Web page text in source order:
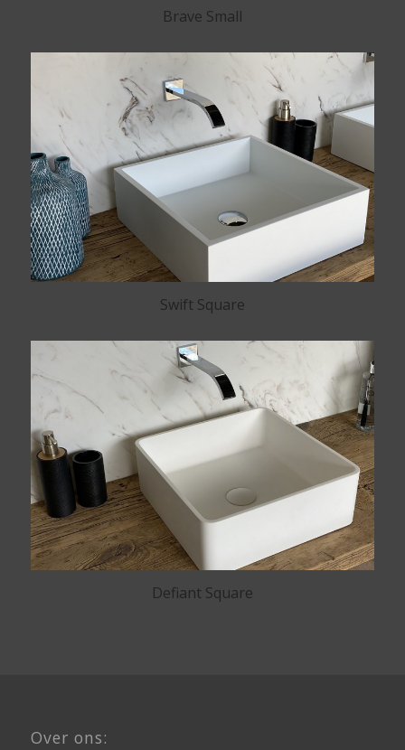
Brave Small
Swift Square
Defiant Square
Over ons: